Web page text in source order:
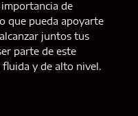
de
que pueda apoyarte
juntos tus
parte de este
y de alto nivel.